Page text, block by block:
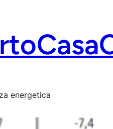
energetica